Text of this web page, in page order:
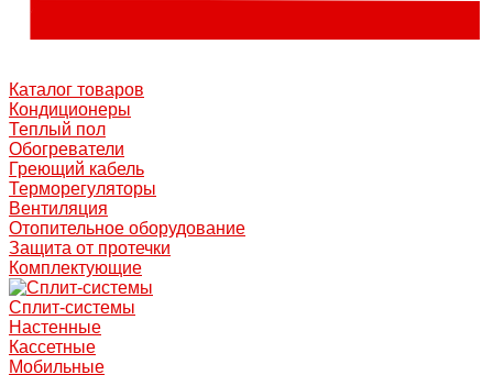
Каталог товаров
Кондиционеры
Теплый пол
Обогреватели
Греющий кабель
Терморегуляторы
Вентиляция
Отопительное оборудование
Защита от протечки
Комплектующие
Сплит-системы
Настенные
Кассетные
Мобильные